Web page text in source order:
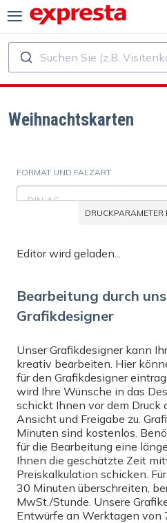
Aufkleber und Etiketten
PRODUKTE
VERLAGE UND AUTOREN
Suchen Sie (z.B.
Weihnachtskarten
FORMAT UND FALZART
DIN A6
ZUSATZOPTIONEN
DRUCK
Beidseitiger Druck
MENGE
PREIS INKL. MWST.
Wir können den Preis für die
DRUCKPARAMETER
Editor wird geladen...
Bearbeitung durch
Grafikdesigner
Unser Grafikdesigner kann
kreativ bearbeiten. Hier
für den Grafikdesigner
wird Ihre Wünsche in das
schickt Ihnen vor dem Druck
Ansicht und Freigabe zu.
Minuten sind kostenlos.
für die Bearbeitung eine
Ihnen die geschätzte Zeit
Preiskalkulation schicken.
30 Minuten überschreiten,
MwSt./Stunde. Unsere
Entwürfe an Werktagen von